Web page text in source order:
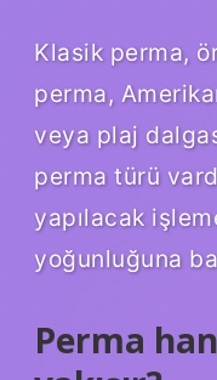
Klasik perma,
perma,
veya plaj
perma türü
yapılacak
yoğunluğuna
Perma